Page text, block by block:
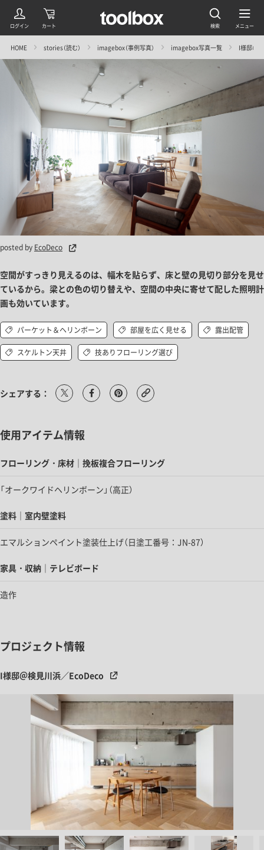
HOME stories（読む） imagebox（事例写真） imagebox写真一覧 I様邸＠
posted by EcoDeco
空間がすっきり見えるのは、幅木を貼らず、床と壁の見切り部分を見せ
ているから。梁との色の切り替えや、空間の中央に寄せて配した照明計
画も効いています。
パーケット＆ヘリンボーン 部屋を広く見せる 露出配管
スケルトン天井 技ありフローリング選び
シェアする：
使用アイテム情報
フローリング・床材｜挽板複合フローリング
「オークワイドヘリンボーン」（高正）
塗料｜室内壁塗料
エマルションペイント塗装仕上げ（日塗工番号：JN-87）
家具・収納｜テレビボード
造作
プロジェクト情報
I様邸＠検見川浜／EcoDeco